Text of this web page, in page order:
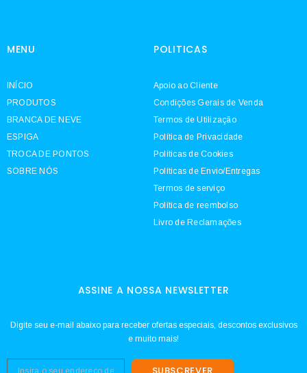
MENU
INÍCIO
PRODUTOS
BRANCA DE NEVE
ESPIGA
TROCA DE PONTOS
SOBRE NÓS
POLITICAS
Apoio ao Cliente
Condições Gerais de Venda
Termos de Utilização
Política de Privacidade
Políticas de Cookies
Políticas de Envio/Entregas
Termos de serviço
Política de reembolso
Livro de Reclamações
ASSINE A NOSSA NEWSLETTER
Digite seu e-mail abaixo para receber ofertas especiais, descontos exclusivos
e muito mais!